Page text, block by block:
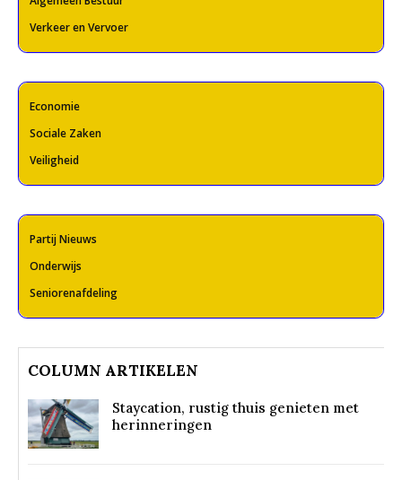
Verkeer en Vervoer
Economie
Sociale Zaken
Veiligheid
Partij Nieuws
Onderwijs
Seniorenafdeling
COLUMN ARTIKELEN
Staycation, rustig thuis genieten met
herinneringen